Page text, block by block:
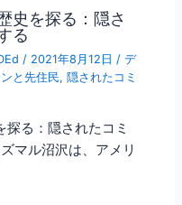
史を探る：隠さ
る
/ 2021年8月12日 /デ
と先住民, 隠されたコミ
る：隠されたコミ
マル沼沢は、アメリ